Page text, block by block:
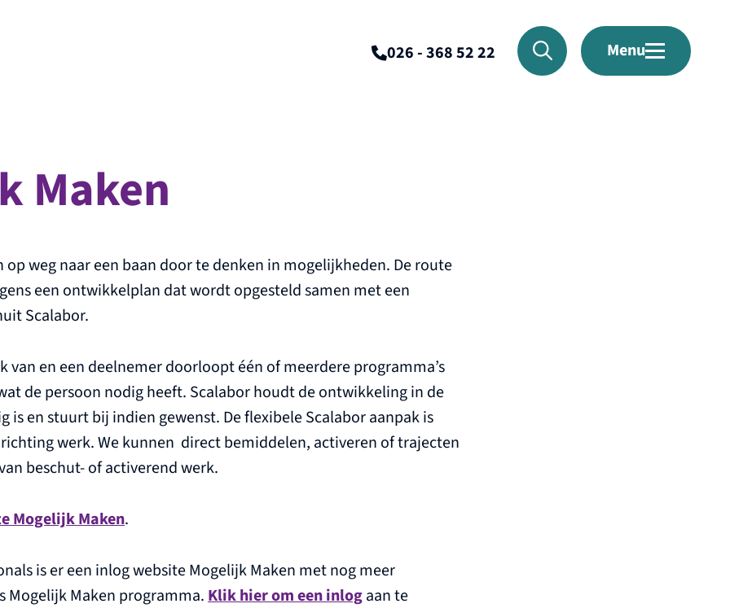
026 - 368 52 22 Menu
Maken
op weg naar een baan door te denken in mogelijkheden. De route
een ontwikkelplan dat wordt opgesteld samen met een
Scalabor.
van en een deelnemer doorloopt één of meerdere programma’s
de persoon nodig heeft. Scalabor houdt de ontwikkeling in de
is en stuurt bij indien gewenst. De flexibele Scalabor aanpak is
werk. We kunnen direct bemiddelen, activeren of trajecten
beschut- of activerend werk.
Mogelijk Maken.
is er een inlog website Mogelijk Maken met nog meer
Maken programma. Klik hier om een inlogaan te